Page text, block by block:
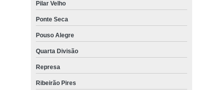
Pilar Velho
Ponte Seca
Pouso Alegre
Quarta Divisão
Represa
Ribeirão Pires